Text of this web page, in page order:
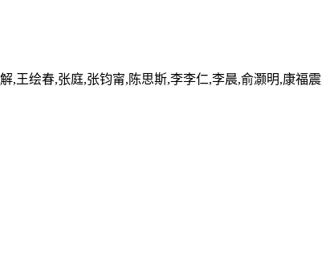
,王绘春,张庭,张钧甯,陈思斯,李李仁,李晨,俞灏明,康福